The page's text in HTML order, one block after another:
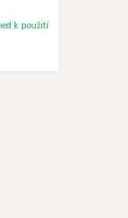
k použití